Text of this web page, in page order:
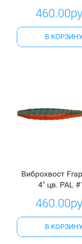
В
Виброхвост
4" цв. PAL
В